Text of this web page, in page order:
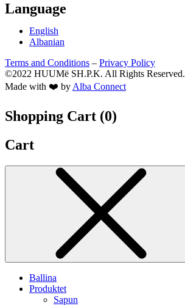
Language
English
Albanian
Terms and Conditions – Privacy Policy
©2022 HUUMë SH.P.K. All Rights Reserved.
Made with ❤️ byAlba Connect
Shopping Cart (0)
Cart
Ballina
Produktet
Sapun